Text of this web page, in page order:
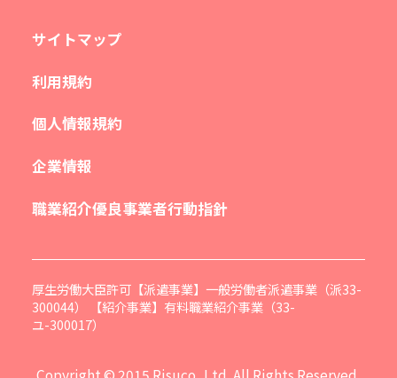
サイトマップ
利用規約
個人情報規約
企業情報
職業紹介優良事業者行動指針
厚生労働大臣許可【派遣事業】一般労働者派遣事業（派33-
300044） 【紹介事業】有料職業紹介事業（33-
ユ-300017）